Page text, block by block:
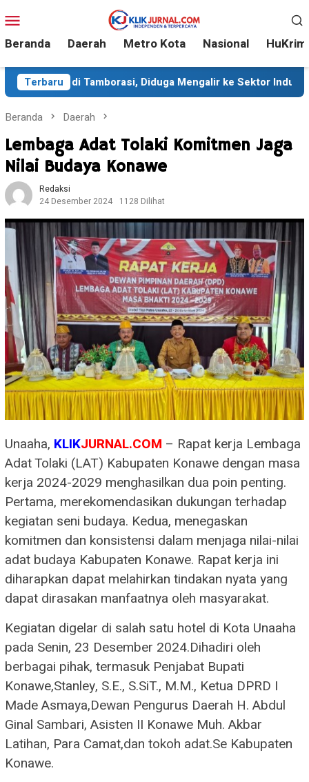
ke
kontenMobile
Beranda Daerah Metro Kota Nasional HuKrim
TerbaruDiduga Mengalir ke Sektor Industri
Beranda Daerah
Lembaga Adat Tolaki Komitmen Jaga
Nilai Budaya Konawe
Redaksi
24 Desember 2024
1128 Dilihat
Unaaha, KLIKJURNAL.COM – Rapat kerja Lembaga
Adat Tolaki (LAT) Kabupaten Konawe dengan masa
kerja 2024-2029 menghasilkan dua poin penting.
Pertama, merekomendasikan dukungan terhadap
kegiatan seni budaya. Kedua, menegaskan
komitmen dan konsistensi dalam menjaga nilai-nilai
adat budaya Kabupaten Konawe. Rapat kerja ini
diharapkan dapat melahirkan tindakan nyata yang
dapat dirasakan manfaatnya oleh masyarakat.
Kegiatan digelar di salah satu hotel di Kota Unaaha
pada Senin, 23 Desember 2024.Dihadiri oleh
berbagai pihak, termasuk Penjabat Bupati
Konawe,Stanley, S.E., S.SiT., M.M., Ketua DPRD I
Made Asmaya,Dewan Pengurus Daerah H. Abdul
Ginal Sambari, Asisten II Konawe Muh. Akbar
Latihan, Para Camat,dan tokoh adat.Se Kabupaten
Konawe.